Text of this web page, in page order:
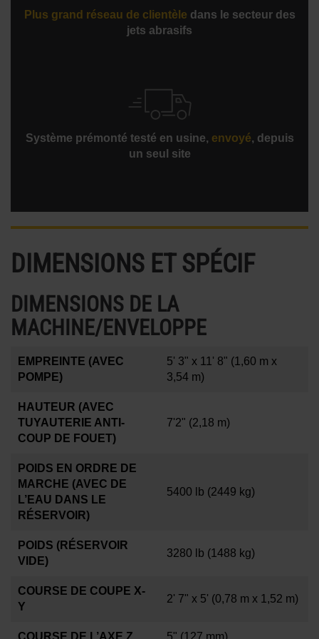
Plus grand réseau de clientèle dans le secteur des
jets abrasifs
Système prémonté testé en usine, envoyé, depuis
un seul site
DIMENSIONS ET SPÉCIF
DIMENSIONS DE LA
MACHINE/ENVELOPPE
EMPREINTE (AVEC
POMPE)
5' 3" x 11' 8" (1,60 m x
3,54 m)
HAUTEUR (AVEC
TUYAUTERIE ANTI-
COUP DE FOUET)
7'2" (2,18 m)
POIDS EN ORDRE DE
MARCHE (AVEC DE
L’EAU DANS LE
RÉSERVOIR)
5400 lb (2449 kg)
POIDS (RÉSERVOIR
VIDE)
3280 lb (1488 kg)
COURSE DE COUPE X-
Y
2' 7" x 5' (0,78 m x 1,52 m)